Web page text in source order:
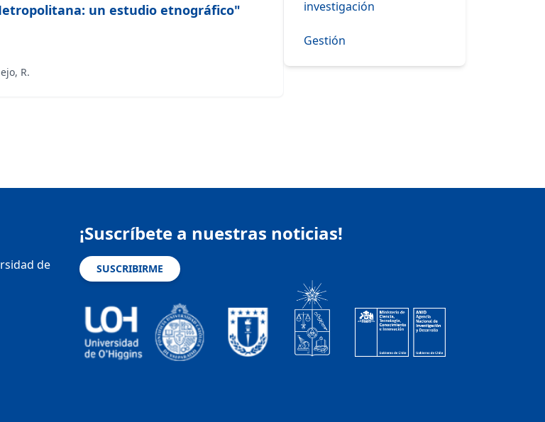
un estudio etnográfico"
R.
investigación
Gestión
de
¡Suscríbete a nuestras noticias!
SUSCRIBIRME